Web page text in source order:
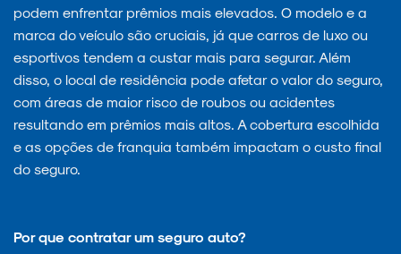
podem enfrentar prêmios mais elevados. O modelo e a
marca do veículo são cruciais, já que carros de luxo ou
esportivos tendem a custar mais para segurar. Além
disso, o local de residência pode afetar o valor do seguro,
com áreas de maior risco de roubos ou acidentes
resultando em prêmios mais altos. A cobertura escolhida
e as opções de franquia também impactam o custo final
do seguro.
Por que contratar um seguro auto?